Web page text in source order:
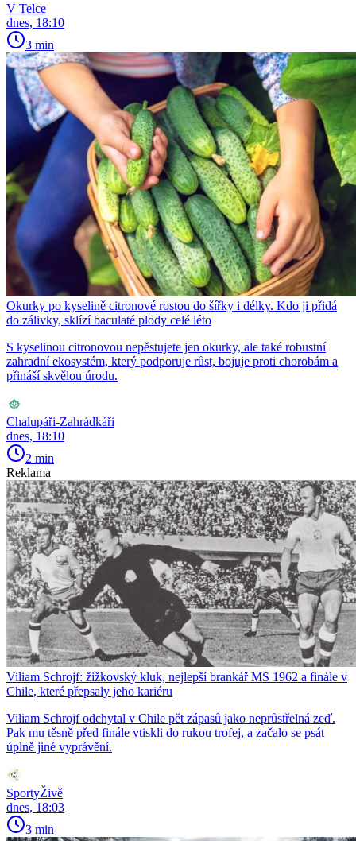
V Telce
dnes, 18:10
3 min
Okurky po kyselině citronové rostou do šířky i délky. Kdo ji přidá
do zálivky, sklízí baculaté plody celé léto
S kyselinou citronovou nepěstujete jen okurky, ale také robustní
zahradní ekosystém, který podporuje růst, bojuje proti chorobám a
přináší skvělou úrodu.
Chalupáři-Zahrádkáři
dnes, 18:10
2 min
Reklama
Viliam Schrojf: žižkovský kluk, nejlepší brankář MS 1962 a finále v
Chile, které přepsaly jeho kariéru
Viliam Schrojf odchytal v Chile pět zápasů jako neprůstřelná zeď.
Pak mu těsně před finále vtiskli do rukou trofej, a začalo se psát
úplně jiné vyprávění.
SportyŽivě
dnes, 18:03
3 min